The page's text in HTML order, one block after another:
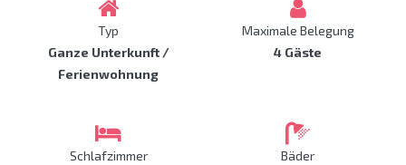
Typ
Ganze Unterkunft /
Ferienwohnung
Maximale Belegung
4 Gäste
Schlafzimmer
Bäder